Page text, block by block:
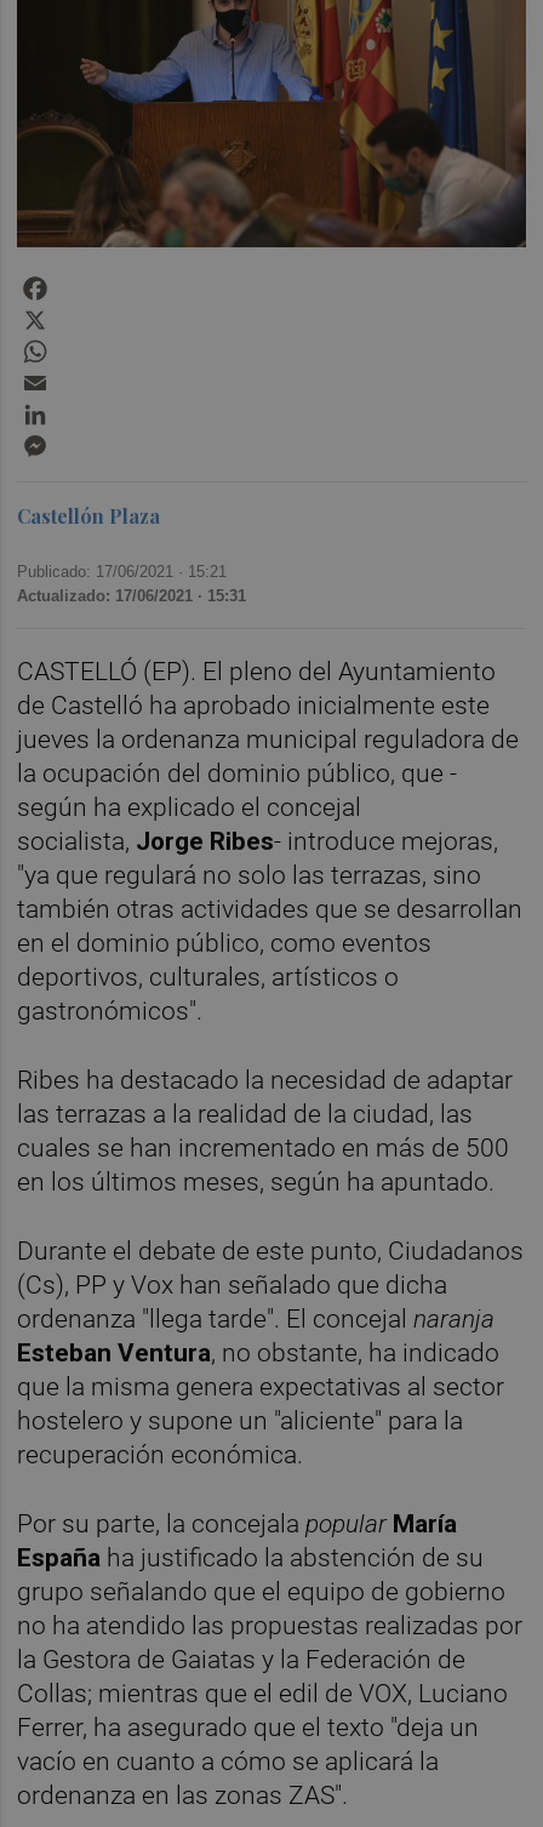
Castellón Plaza
Publicado: 17/06/2021 · 15:21
Actualizado: 17/06/2021 · 15:31
CASTELLÓ (EP). El pleno del Ayuntamiento
de Castelló ha aprobado inicialmente este
jueves la ordenanza municipal reguladora de
la ocupación del dominio público, que -
según ha explicado el concejal
socialista, Jorge Ribes- introduce mejoras,
"ya que regulará no solo las terrazas, sino
también otras actividades que se desarrollan
en el dominio público, como eventos
deportivos, culturales, artísticos o
gastronómicos".
Ribes ha destacado la necesidad de adaptar
las terrazas a la realidad de la ciudad, las
cuales se han incrementado en más de 500
en los últimos meses, según ha apuntado.
Durante el debate de este punto, Ciudadanos
(Cs), PP y Vox han señalado que dicha
ordenanza "llega tarde". El concejalnaranja
Esteban Ventura, no obstante, ha indicado
que la misma genera expectativas al sector
hostelero y supone un "aliciente" para la
recuperación económica.
Por su parte, la concejalapopular María
España ha justificado la abstención de su
grupo señalando que el equipo de gobierno
no ha atendido las propuestas realizadas por
la Gestora de Gaiatas y la Federación de
Collas; mientras que el edil de VOX, Luciano
Ferrer, ha asegurado que el texto "deja un
vacío en cuanto a cómo se aplicará la
ordenanza en las zonas ZAS".